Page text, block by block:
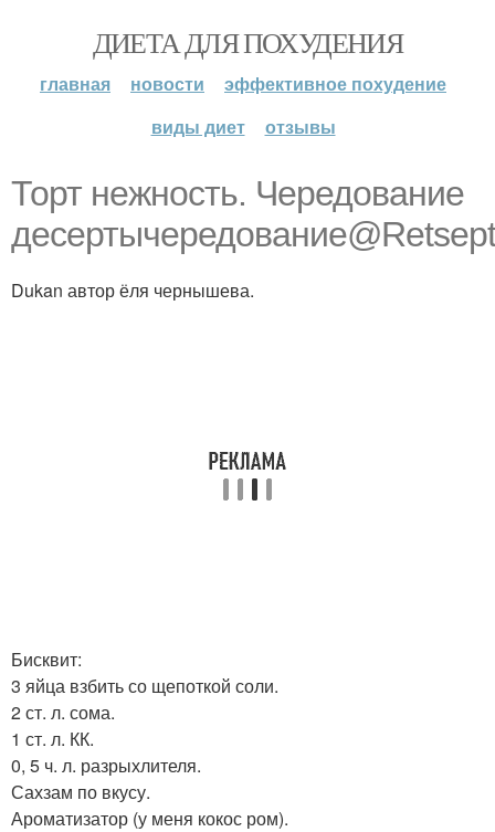
ДИЕТА ДЛЯ ПОХУДЕНИЯ
главная новости
эффективное похудение
виды диет
отзывы
Торт нежность. Чередование
Dukan автор ёля чернышева.
Бисквит:
3 яйца взбить со щепоткой соли.
2 ст. л. сома.
1 ст. л. КК.
0, 5 ч. л. разрыхлителя.
Сахзам по вкусу.
Ароматизатор (у меня кокос ром).